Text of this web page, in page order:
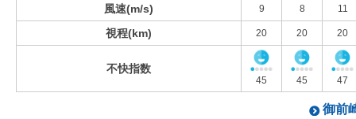
風速(m/s) 9 8 11
視程(km) 20 20 20
不快指数
45 45 47
御前